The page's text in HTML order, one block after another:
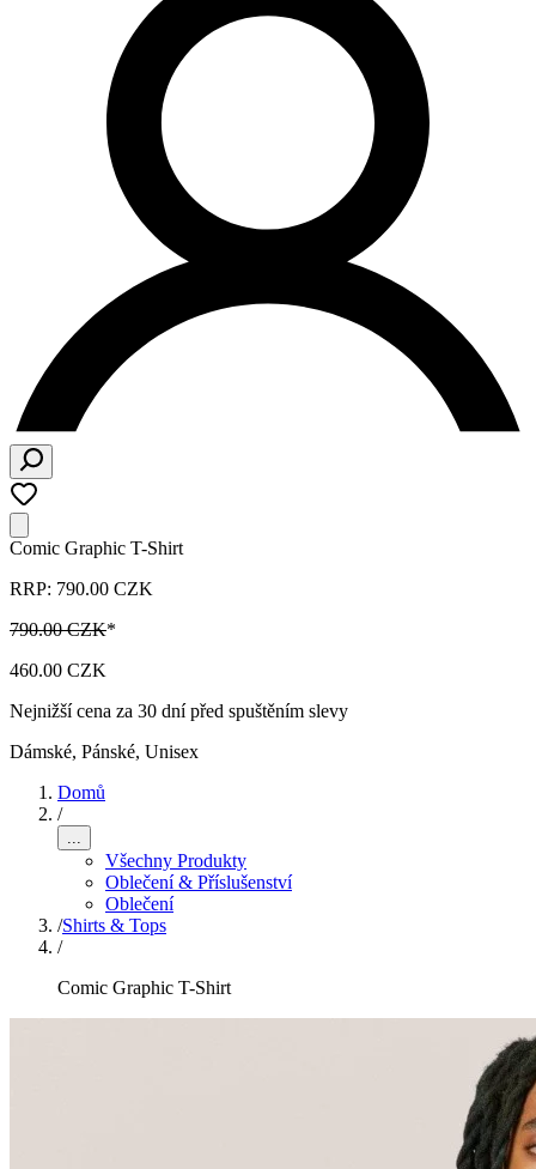
Comic Graphic T-Shirt
RRP: 790.00 CZK
790.00 CZK*
460.00 CZK
Nejnižší cena za 30 dní před spuštěním slevy
Dámské, Pánské, Unisex
Domů
/
...
Všechny Produkty
Oblečení & Příslušenství
Oblečení
/Shirts & Tops
/
Comic Graphic T-Shirt